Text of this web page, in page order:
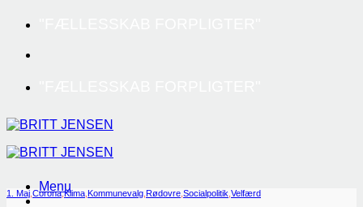
Fortsæt
indhold
Menu
1. Maj Corona,Klima Kommunevalg Rødovre Socialpolitik Velfærd